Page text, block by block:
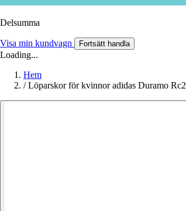
Delsumma
Visa min kundvagn Fortsätt handla
Loading...
Hem
/ Löparskor för kvinnor adidas Duramo Rc2